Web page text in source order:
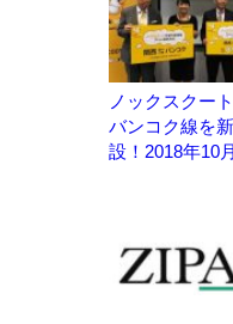
ノックスクー
バンコク線を
設！2018年10